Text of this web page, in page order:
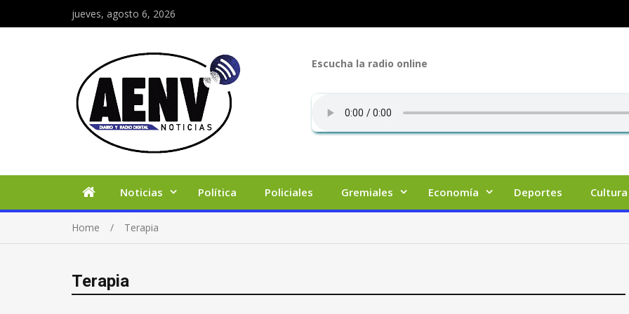
jueves, agosto 6, 2026
Escucha la radio online
Noticias Política Policiales Gremiales Economía Deportes Cultura
Home Terapia
Terapia